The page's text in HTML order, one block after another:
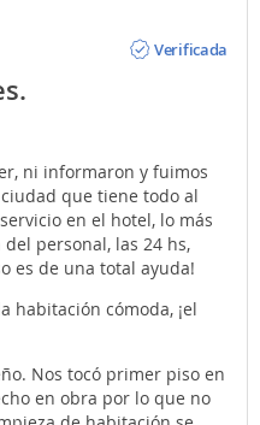
Verificada
ni informaron y fuimos
que tiene todo al
en el hotel, lo más
personal, las 24 hs,
es de una total ayuda!
habitación cómoda, ¡el
Nos tocó primer piso en
en obra por lo que no